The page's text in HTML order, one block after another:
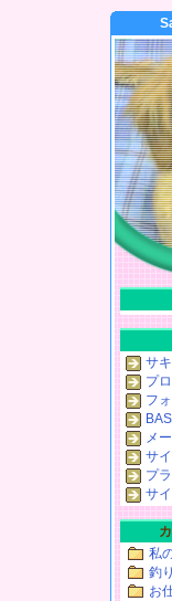
サ
プ
フ
メ
サ
プ
サ
私
釣
お